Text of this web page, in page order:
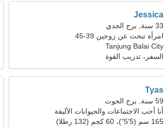
Jessica
33 سنة, برج الجدي
امرأة تبحث عن زوجين 39-45
Tanjung Balai City
السفر، تدريب القوة
Tyas
59 سنة, برج الحوت
أنا أحب الاجتماعات والحيوانات الأليفة
165 سم (5'5")، 60 كجم (132 رطلا)